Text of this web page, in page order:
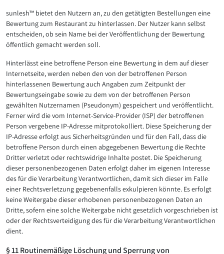
sunlesh™ bietet den Nutzern an, zu den getätigten Bestellungen eine
Bewertung zum Restaurant zu hinterlassen. Der Nutzer kann selbst
entscheiden, ob sein Name bei der Veröffentlichung der Bewertung
öffentlich gemacht werden soll.
Hinterlässt eine betroffene Person eine Bewertung in dem auf dieser
Internetseite, werden neben den von der betroffenen Person
hinterlassenen Bewertung auch Angaben zum Zeitpunkt der
Bewertungseingabe sowie zu dem von der betroffenen Person
gewählten Nutzernamen (Pseudonym) gespeichert und veröffentlicht.
Ferner wird die vom Internet-Service-Provider (ISP) der betroffenen
Person vergebene IP-Adresse mitprotokolliert. Diese Speicherung der
IP-Adresse erfolgt aus Sicherheitsgründen und für den Fall, dass die
betroffene Person durch einen abgegebenen Bewertung die Rechte
Dritter verletzt oder rechtswidrige Inhalte postet. Die Speicherung
dieser personenbezogenen Daten erfolgt daher im eigenen Interesse
des für die Verarbeitung Verantwortlichen, damit sich dieser im Falle
einer Rechtsverletzung gegebenenfalls exkulpieren könnte. Es erfolgt
keine Weitergabe dieser erhobenen personenbezogenen Daten an
Dritte, sofern eine solche Weitergabe nicht gesetzlich vorgeschrieben ist
oder der Rechtsverteidigung des für die Verarbeitung Verantwortlichen
dient.
§ 11 Routinemäßige Löschung und Sperrung von